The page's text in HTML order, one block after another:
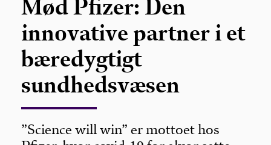
Mød Pfizer: Den
innovative partner i et
bæredygtigt
sundhedsvæsen
”Science will win” er mottoet hos